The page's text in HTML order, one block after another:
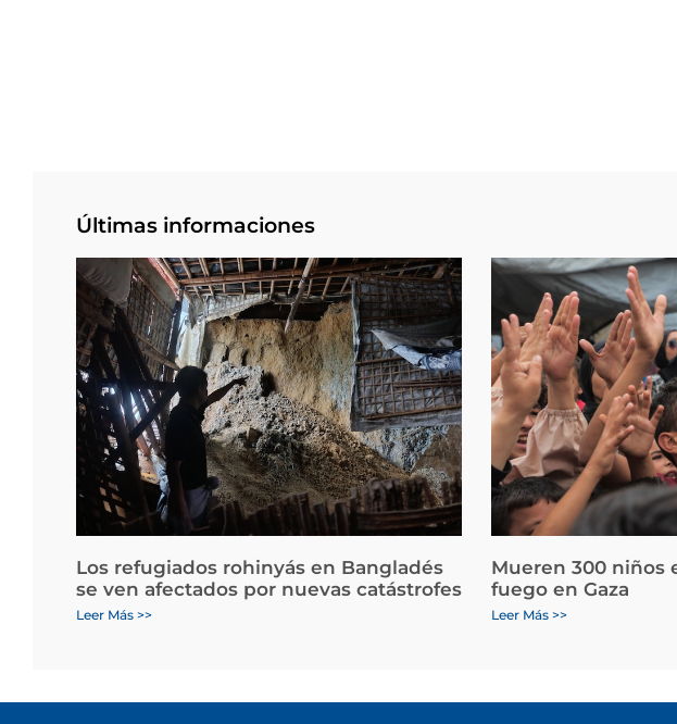
Últimas informaciones
Los refugiados rohinyás en Bangladés
se ven afectados por nuevas catástrofes
Leer Más >>
Mueren 300 niños
fuego en Gaza
Leer Más >>